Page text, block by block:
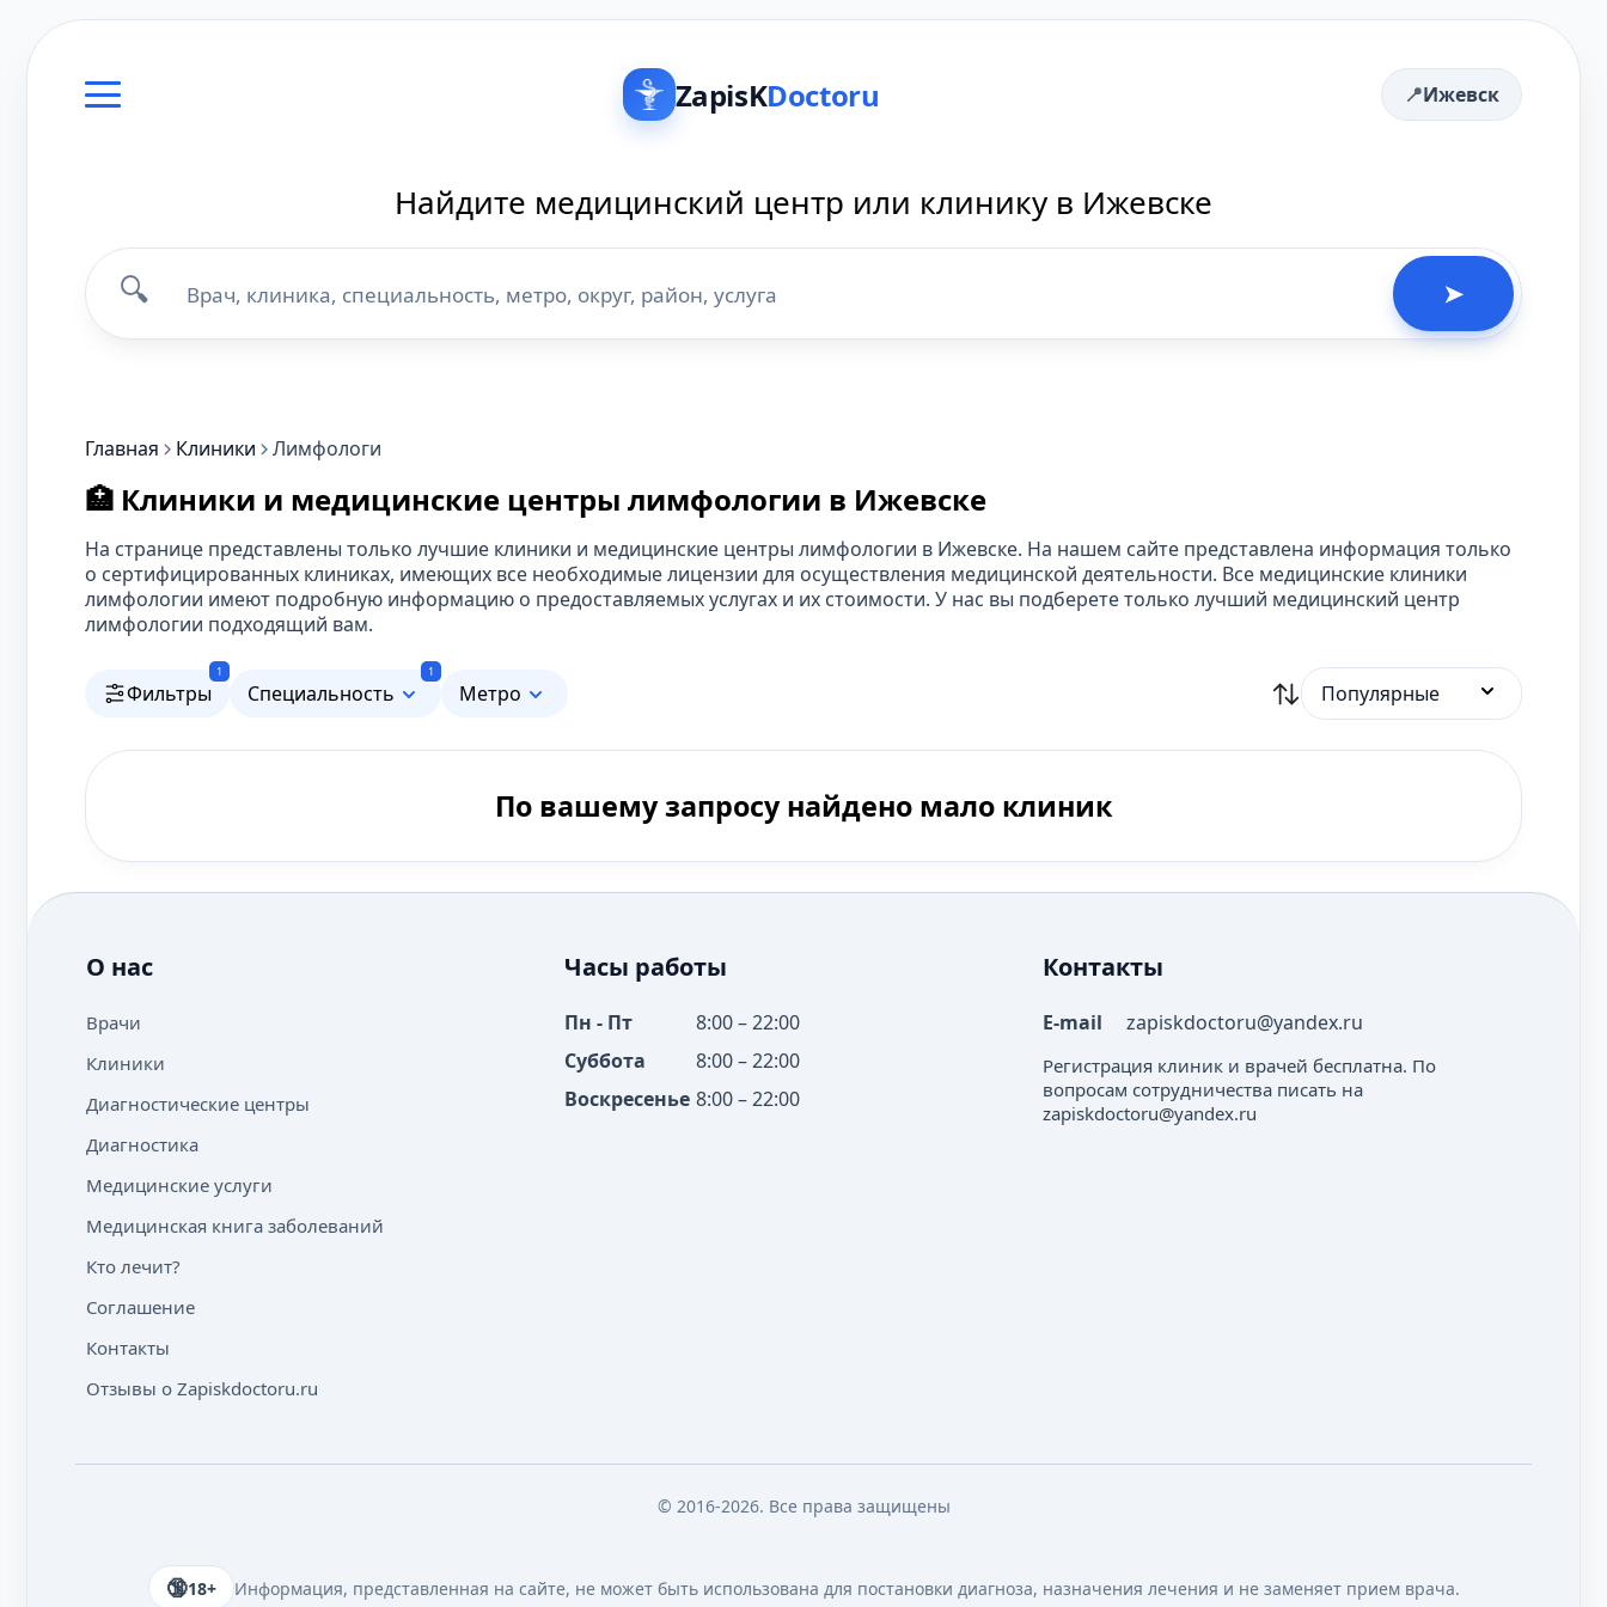
ZapisKDoctoru Ижевск
Найдите медицинский центр или клинику в Ижевске
🔍 ➤
Главная Клиники Лимфологи
🏥 Клиники и медицинские центры лимфологии в Ижевске
На странице представлены только лучшие клиники и медицинские центры лимфологии в Ижевске. На нашем сайте представлена информация только
о сертифицированных клиниках, имеющих все необходимые лицензии для осуществления медицинской деятельности. Все медицинские клиники
лимфологии имеют подробную информацию о предоставляемых услугах и их стоимости. У нас вы подберете только лучший медицинский центр
лимфологии подходящий вам.
Фильтры
1
Специальность
1
Метро Популярные
По вашему запросу найдено мало клиник
О нас
Врачи
Клиники
Диагностические центры
Диагностика
Медицинские услуги
Медицинская книга заболеваний
Кто лечит?
Соглашение
Контакты
Отзывы о Zapiskdoctoru.ru
Часы работы
Пн - Пт
8:00 – 22:00
Суббота
8:00 – 22:00
Воскресенье 8:00 – 22:00
Контакты
E-mail zapiskdoctoru@yandex.ru
Регистрация клиник и врачей бесплатна. По
вопросам сотрудничества писать на
zapiskdoctoru@yandex.ru
© 2016-2026. Все права защищены
18+ Информация, представленная на сайте, не может быть использована для постановки диагноза, назначения лечения и не заменяет прием врача.